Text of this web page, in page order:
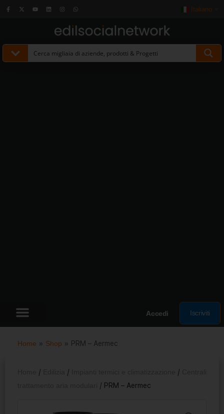
Italiano
Accedi Iscriviti
Home » Shop » PRM – Aermec
/ / /
/ PRM – Aermec